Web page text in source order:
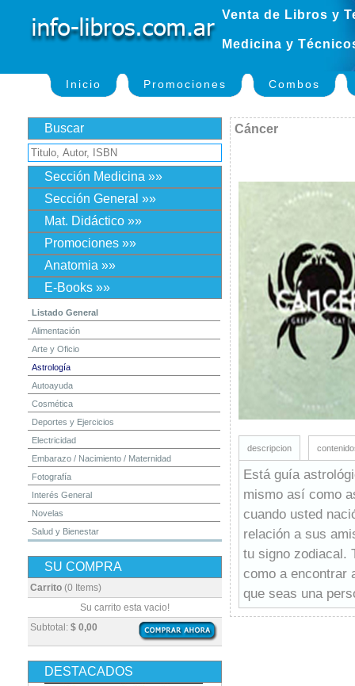
Venta de Libros y
Medicina y
Inicio Promociones Combos
Buscar
Sección Medicina »»
Sección General »»
Mat. Didáctico »»
Promociones »»
Anatomia »»
E-Books »»
Listado General
Alimentación
Arte y Oficio
Astrología
Autoayuda
Cosmética
Deportes y Ejercicios
Electricidad
Embarazo / Nacimiento / Maternidad
Fotografía
Interés General
Novelas
Salud y Bienestar
SU COMPRA
Carrito (0 Items)
Subtotal: $ 0,00
Su carrito esta vacio!
DESTACADOS
Cáncer
descripcion
Está guía
mismo así como
cuando usted
relación a sus
tu signo zodiacal.
como a encontrar
que seas una